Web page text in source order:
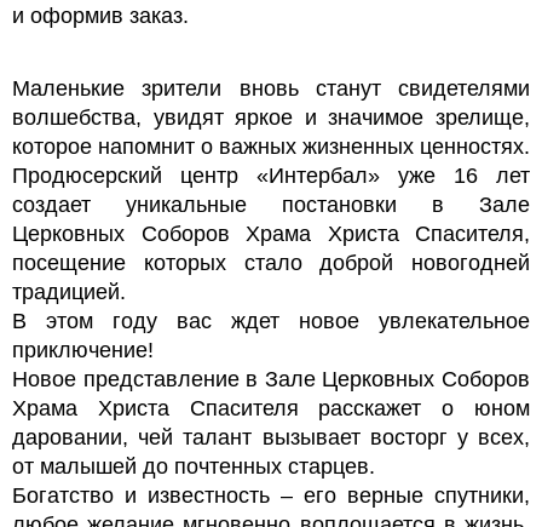
и оформив заказ.
Маленькие зрители вновь станут свидетелями
волшебства, увидят яркое и значимое зрелище,
которое напомнит о важных жизненных ценностях.
Продюсерский центр «Интербал» уже 16 лет
создает уникальные постановки в Зале
Церковных Соборов Храма Христа Спасителя,
посещение которых стало доброй новогодней
традицией.
В этом году вас ждет новое увлекательное
приключение!
Новое представление в Зале Церковных Соборов
Храма Христа Спасителя расскажет о юном
даровании, чей талант вызывает восторг у всех,
от малышей до почтенных старцев.
Богатство и известность – его верные спутники,